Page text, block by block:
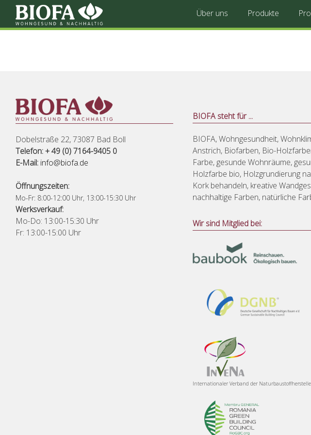
Über uns Produkte
Dobelstraße 22, 73087 Bad Boll
Telefon: + 49 (0) 7164-9405 0
E-Mail: info@biofa.de
Öffnungszeiten:
Mo-Fr: 8:00-12:00 Uhr, 13:00-15:30 Uhr
Werksverkauf:
Mo-Do: 13:00-15:30 Uhr
Fr: 13:00-15:00 Uhr
BIOFA steht für ...
BIOFA, Wohngesundheit,
Anstrich, Biofarben, Bio-
Farbe, gesunde Wohnräume,
Holzfarbe bio, Holzgrundierung
Kork behandeln, kreative
nachhaltige Farben, natürliche
Wir sind Mitglied bei:
Internationaler Verband der